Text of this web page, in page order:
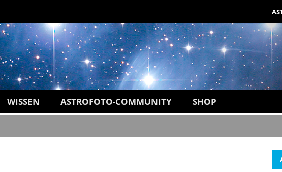
WISSEN ASTROFOTO-COMMUNITY SHOP